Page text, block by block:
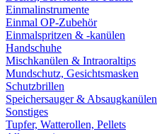
Einmalinstrumente
Einmal OP-Zubehör
Einmalspritzen & -kanülen
Handschuhe
Mischkanülen & Intraoraltips
Mundschutz, Gesichtsmasken
Schutzbrillen
Speichersauger & Absaugkanülen
Sonstiges
Tupfer, Watterollen, Pellets